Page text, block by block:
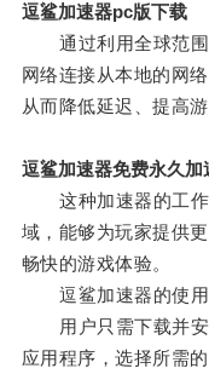
逗鲨加速器pc版下载
通过利用全球范围
网络连接从本地的网
从而降低延迟、提高
逗鲨加速器免费永久加
这种加速器的工作
域，能够为玩家提供
畅快的游戏体验。
逗鲨加速器的使用
用户只需下载并安
应用程序，选择所需